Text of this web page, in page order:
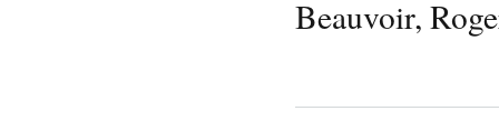
Beauvoir,